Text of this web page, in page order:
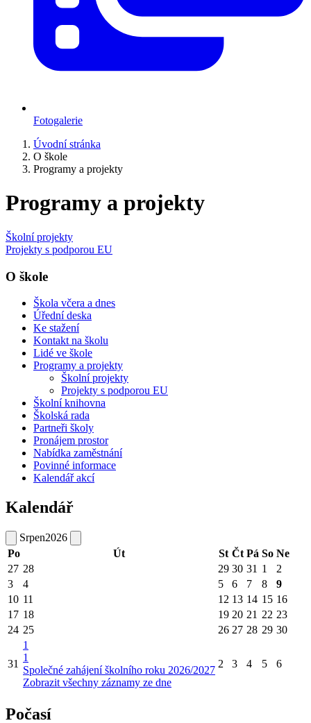
Fotogalerie
Úvodní stránka
O škole
Programy a projekty
Programy a projekty
Školní projekty
Projekty s podporou EU
O škole
Škola včera a dnes
Úřední deska
Ke stažení
Kontakt na školu
Lidé ve škole
Programy a projekty
Školní projekty
Projekty s podporou EU
Školní knihovna
Školská rada
Partneři školy
Pronájem prostor
Nabídka zaměstnání
Povinné informace
Kalendář akcí
Kalendář
Srpen2026
Po
Út St Čt Pá So Ne
27 28 29 30 31 1
2
3
4 5 6 7 8
9
10 11 12 13 14 15 16
17 18 19 20 21 22 23
24 25 26 27 28 29 30
31
1
1
Společné zahájení školního roku 2026/2027
Zobrazit všechny záznamy ze dne
2 3 4 5 6
Počasí